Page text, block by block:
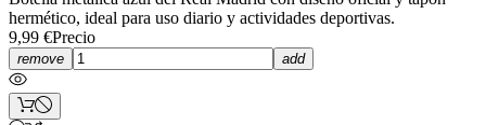
hermético, ideal para uso diario y actividades deportivas.
9,99 €Precio
remove add